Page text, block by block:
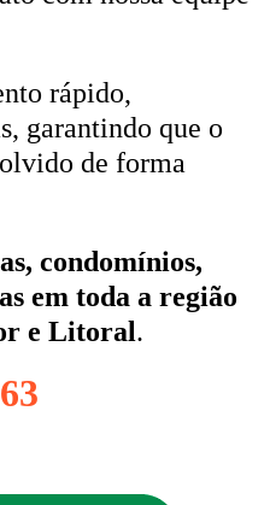
rápido,
garantindo que o
de forma
condomínios,
em toda a região
e Litoral.